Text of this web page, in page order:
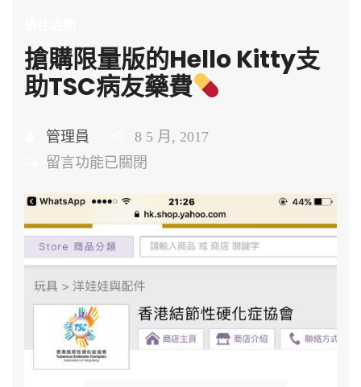
搶購限量版的Hello Kitty支
助TSC病友藥費
管理員
8 5 月, 2017
在
限
量
版
Hello
Kitty
留言功能已關閉